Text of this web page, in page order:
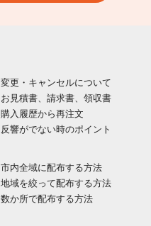
変更・キャンセルについて
お見積書、請求書、領収書
購入履歴から再注文
反響がでない時のポイント
市内全域に配布する方法
地域を絞って配布する方法
数か所で配布する方法